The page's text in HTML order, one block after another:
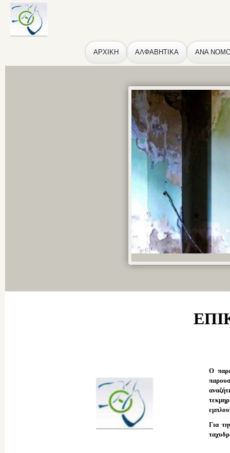
ΑΡΧΙΚΗ ΑΛΦΑΒΗΤΙΚΑ ΑΝΑ
Ο
Για